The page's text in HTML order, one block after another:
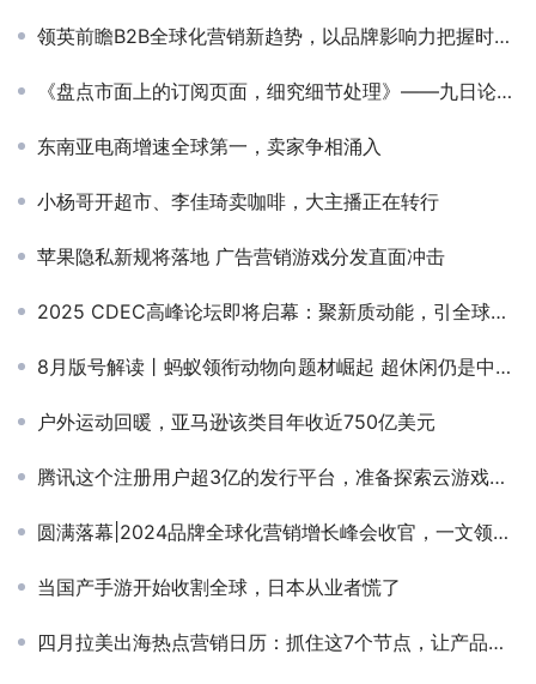
领英前瞻B2B全球化营销新趋势，以品牌影响力把握时代新机遇
《盘点市面上的订阅页面，细究细节处理》——九日论道-主理人、增长黑客、企业增长顾问-丁旭晨
东南亚电商增速全球第一，卖家争相涌入
小杨哥开超市、李佳琦卖咖啡，大主播正在转行
苹果隐私新规将落地 广告营销游戏分发直面冲击
2025 CDEC高峰论坛即将启幕：聚新质动能，引全球共振
8月版号解读丨蚂蚁领衔动物向题材崛起 超休闲仍是中小研发续命良药
户外运动回暖，亚马逊该类目年收近750亿美元
腾讯这个注册用户超3亿的发行平台，准备探索云游戏商业化了
圆满落幕|2024品牌全球化营销增长峰会收官，一文领略精彩现场，回收满满干货
当国产手游开始收割全球，日本从业者慌了
四月拉美出海热点营销日历：抓住这7个节点，让产品借势起飞